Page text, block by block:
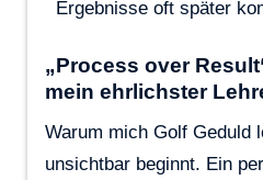
„Process over
mein ehrlichster
Warum mich Golf Geduld
unsichtbar beginnt. Ein